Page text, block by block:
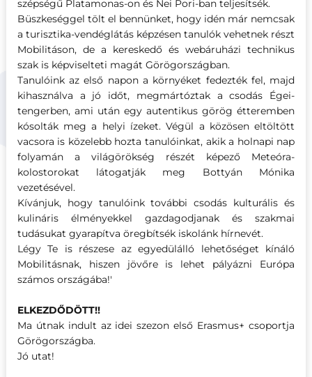
szépségű Platamonas-on és Nei Pori-ban teljesítsék.
Büszkeséggel tölt el bennünket, hogy idén már nemcsak
a turisztika-vendéglátás képzésen tanulók vehetnek részt
Mobilitáson, de a kereskedő és webáruházi technikus
szak is képviselteti magát Görögországban.
Tanulóink az első napon a környéket fedezték fel, majd
kihasználva a jó időt, megmártóztak a csodás Égei-
tengerben, ami után egy autentikus görög étteremben
kósolták meg a helyi ízeket. Végül a közösen eltöltött
vacsora is közelebb hozta tanulóinkat, akik a holnapi nap
folyamán a világörökség részét képező Meteóra-
kolostorokat látogatják meg Bottyán Mónika
vezetésével.
Kívánjuk, hogy tanulóink további csodás kulturális és
kulináris élményekkel gazdagodjanak és szakmai
tudásukat gyarapítva öregbítsék iskolánk hírnevét.
Légy Te is részese az egyedülálló lehetőséget kínáló
Mobilitásnak, hiszen jövőre is lehet pályázni Európa
számos országába!'
ELKEZDŐDÖTT!!
Ma útnak indult az idei szezon első Erasmus+ csoportja
Görögországba.
Jó utat!